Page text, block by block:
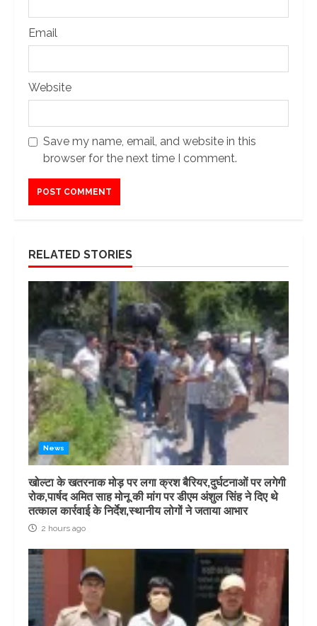
Email
Website
Save my name, email, and website in this
browser for the next time I comment.
RELATED STORIES
News
खोल्टा के खतरनाक मोड़ पर लगा क्रश बैरियर,दुर्घटनाओं पर लगेगी
रोक,पार्षद अमित साह मोनू की मांग पर डीएम अंशुल सिंह ने दिए थे
तत्काल कार्रवाई के निर्देश,स्थानीय लोगों ने जताया आभार
2 hours ago